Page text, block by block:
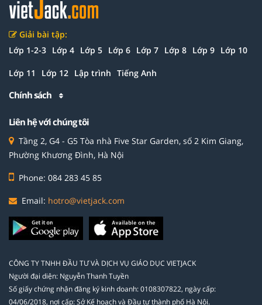
Giải bài tập:
Lớp 1-2-3 Lớp 4 Lớp 5 Lớp 6 Lớp 7 Lớp 8 Lớp 9 Lớp 10
Lớp 11 Lớp 12 Lập trình Tiếng Anh
Chính sách
Liên hệ với chúng tôi
Tầng 2, G4 - G5 Tòa nhà Five Star Garden, số 2 Kim Giang,
Phường Khương Đình, Hà Nội
Phone: 084 283 45 85
Email: hotro@vietjack.com
CÔNG TY TNHH ĐẦU TƯ VÀ DỊCH VỤ GIÁO DỤC VIETJACK
Người đại diện: Nguyễn Thanh Tuyền
Số giấy chứng nhận đăng ký kinh doanh: 0108307822, ngày cấp:
04/06/2018, nơi cấp: Sở Kế hoạch và Đầu tư thành phố Hà Nội.